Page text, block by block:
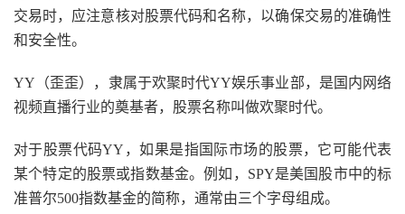
交易时，应注意核对股票代码和名称，以确保交易的准确性
和安全性。
YY（歪歪），隶属于欢聚时代YY娱乐事业部，是国内网络
视频直播行业的奠基者，股票名称叫做欢聚时代。
对于股票代码YY，如果是指国际市场的股票，它可能代表
某个特定的股票或指数基金。例如，SPY是美国股市中的标
准普尔500指数基金的简称，通常由三个字母组成。